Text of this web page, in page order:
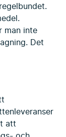
man inte
Det
att